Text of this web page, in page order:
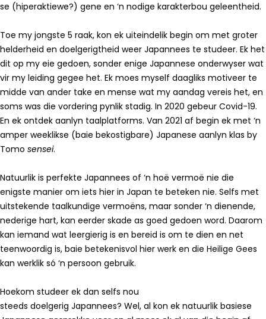
se (hiperaktiewe?) gene en ‘n nodige karakterbou geleentheid.
Toe my jongste 5 raak, kon ek uiteindelik begin om met groter
helderheid en doelgerigtheid weer Japannees te studeer. Ek het
dit op my eie gedoen, sonder enige Japannese onderwyser wat
vir my leiding gegee het. Ek moes myself daagliks motiveer te
midde van ander take en mense wat my aandag vereis het, en
soms was die vordering pynlik stadig. In 2020 gebeur Covid-19.
En ek ontdek aanlyn taalplatforms. Van 2021 af begin ek met ‘n
amper weeklikse (baie bekostigbare) Japanese aanlyn klas by
Tomo sensei.
Natuurlik is perfekte Japannees of ‘n hoë vermoë nie die
enigste manier om iets hier in Japan te beteken nie. Selfs met
uitstekende taalkundige vermoëns, maar sonder ‘n dienende,
nederige hart, kan eerder skade as goed gedoen word. Daarom
kan iemand wat leergierig is en bereid is om te dien en net
teenwoordig is, baie betekenisvol hier werk en die Heilige Gees
kan werklik só ‘n persoon gebruik.
Hoekom studeer ek dan selfs nou
steeds doelgerig Japannees? Wel, al kon ek natuurlik basiese